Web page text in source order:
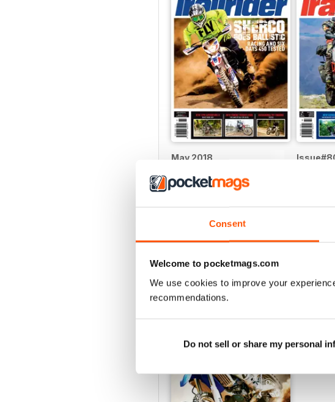
Consent
Welcome to pocketmags.com
We use cookies to improve your
recommendations.
Do not sell or share my personal
May 2018
Vista|Al carrello
SPECIAL EDITIONS